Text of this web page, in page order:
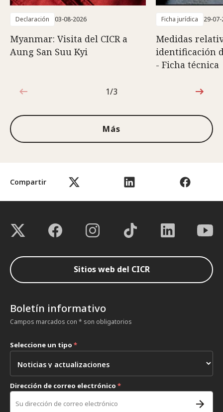
Compartir
Declaración 03-08-2026
Myanmar: Visita del CICR a
Aung San Suu Kyi
Ficha jurídica 29-
Medidas
identificación
- Ficha técnica
1de3
1/3
Más
Sitios web del CICR
Boletín informativo
Campos marcados con * son obligatorios
Seleccione un tipo *
Dirección de correo electrónico *